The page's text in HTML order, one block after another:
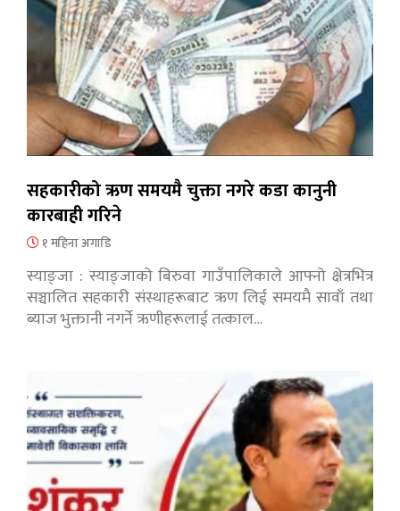
सहकारीको ऋण समयमै चुक्ता नगरे कडा कानुनी
कारबाही गरिने
१ महिना अगाडि
स्याङ्जा : स्याङ्जाको बिरुवा गाउँपालिकाले आफ्नो क्षेत्रभित्र
सञ्चालित सहकारी संस्थाहरूबाट ऋण लिई समयमै सावाँ तथा
ब्याज भुक्तानी नगर्ने ऋणीहरूलाई तत्काल…